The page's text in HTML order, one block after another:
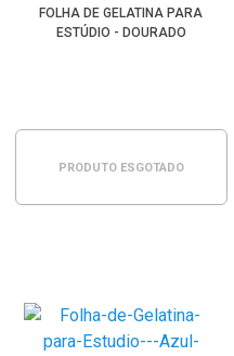
FOLHA DE GELATINA PARA
ESTÚDIO - DOURADO
PRODUTO ESGOTADO